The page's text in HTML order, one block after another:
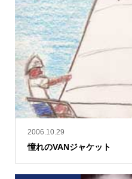
2006.10.29
憧れのVANジャケット